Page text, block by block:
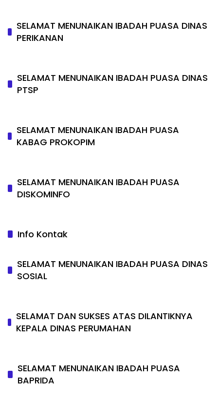
SELAMAT MENUNAIKAN IBADAH PUASA DINAS
PERIKANAN
SELAMAT MENUNAIKAN IBADAH PUASA DINAS
PTSP
SELAMAT MENUNAIKAN IBADAH PUASA
KABAG PROKOPIM
SELAMAT MENUNAIKAN IBADAH PUASA
DISKOMINFO
Info Kontak
SELAMAT MENUNAIKAN IBADAH PUASA DINAS
SOSIAL
SELAMAT DAN SUKSES ATAS DILANTIKNYA
KEPALA DINAS PERUMAHAN
SELAMAT MENUNAIKAN IBADAH PUASA
BAPRIDA